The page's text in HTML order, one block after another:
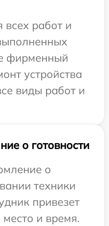
работ и
фирменный
устройства
виды работ и
о готовности
о
техники
привезет
и время.